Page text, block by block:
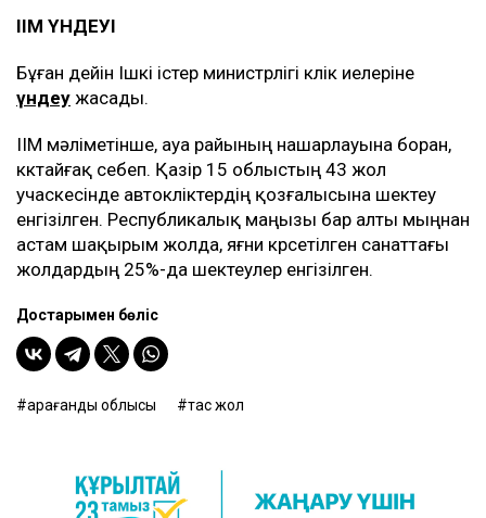
ІІМ ҮНДЕУІ
Бұған дейін Ішкі істер министрлігі көлік иелеріне
үндеу жасады.
ІІМ мәліметінше, ауа райының нашарлауына боран,
көктайғақ себеп. Қазір 15 облыстың 43 жол
учаскесінде автокөліктердің қозғалысына шектеу
енгізілген. Республикалық маңызы бар алты мыңнан
астам шақырым жолда, яғни көрсетілген санаттағы
жолдардың 25%-да шектеулер енгізілген.
Достарыңмен бөліс
Қарағанды облысы тас жол